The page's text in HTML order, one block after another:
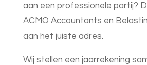
aan een professionele partij?
ACMO Accountants en
aan het juiste adres.
Wij stellen een jaarrekening